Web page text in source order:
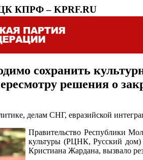
ЦК КПРФ – KPRF.RU
сохранить
решения о
делам СНГ, евразийской
Правительство Республики
культуры (РЦНК, Русский дом)
Кристиана Жардана, вызвало